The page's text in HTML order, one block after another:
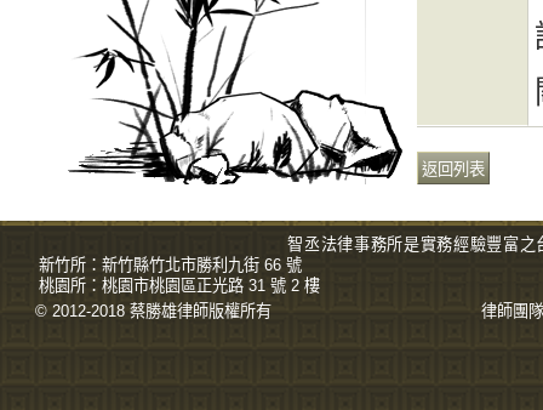
智丞法律事務所是實務經驗豐富之
新竹所： 新竹縣竹北市勝利九街 66 號
桃園所： 桃園市桃園區正光路 31 號 2 樓
© 2012-2018 蔡勝雄律師版權所有 律師團隊